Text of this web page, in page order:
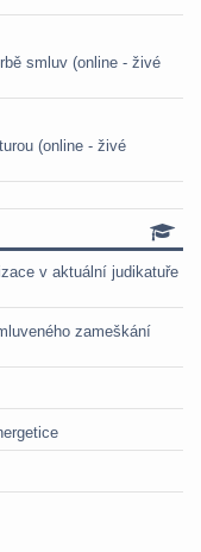
smluv (online - živé
(online - živé
v aktuální judikatuře
zameškání